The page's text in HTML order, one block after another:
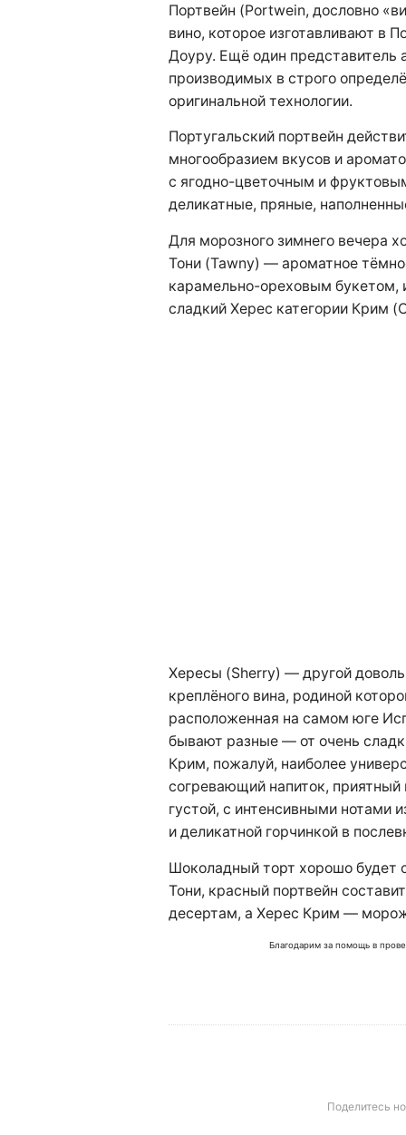
Портвейн (Portwein, дословно
вино, которое изготавливают в
Доуру. Ещё один представитель
производимых в строго
оригинальной технологии.
Португальский портвейн
многообразием вкусов и
с ягодно-цветочным и
деликатные, пряные,
Для морозного зимнего вечера
Тони (Tawny) — ароматное
карамельно-ореховым букетом,
сладкий Херес категории Крим
Хересы (Sherry) — другой
креплёного вина, родиной
расположенная на самом юге
бывают разные — от очень
Крим, пожалуй, наиболее
согревающий напиток,
густой, с интенсивными нотами
и деликатной горчинкой в
Шоколадный торт хорошо будет
Тони, красный портвейн
десертам, а Херес Крим —
Благодарим за помощь в
Поделитесь